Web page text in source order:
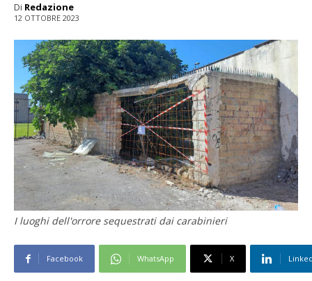
Di Redazione
12 OTTOBRE 2023
I luoghi dell'orrore sequestrati dai carabinieri
Facebook WhatsApp X